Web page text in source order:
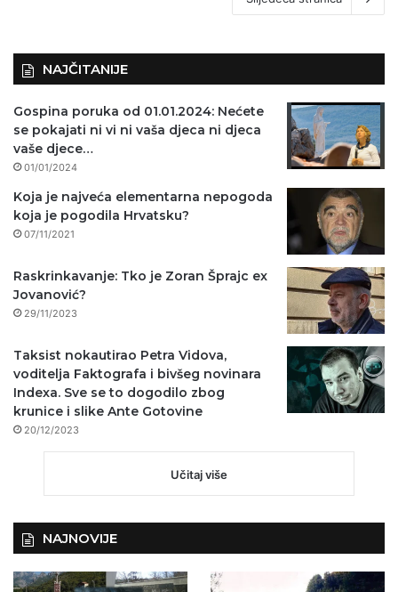
NAJČITANIJE
Gospina poruka od 01.01.2024: Nećete
se pokajati ni vi ni vaša djeca ni djeca
vaše djece…
01/01/2024
Koja je najveća elementarna nepogoda
koja je pogodila Hrvatsku?
07/11/2021
Raskrinkavanje: Tko je Zoran Šprajc ex
Jovanović?
29/11/2023
Taksist nokautirao Petra Vidova,
voditelja Faktografa i bivšeg novinara
Indexa. Sve se to dogodilo zbog
krunice i slike Ante Gotovine
20/12/2023
Učitaj više
NAJNOVIJE